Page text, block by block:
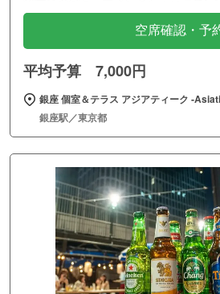
空席確認・予
平均予算 7,000円
銀座 個室＆テラス アジアティーク
銀座駅／東京都